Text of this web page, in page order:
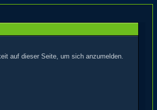
auf dieser Seite, um sich anzumelden.